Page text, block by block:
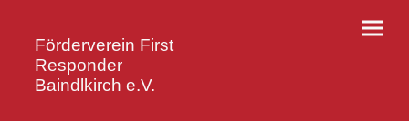
Förderverein First
Responder
Baindlkirch e.V.